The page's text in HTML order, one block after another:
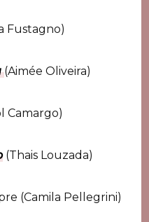
Fustagno)
(Aimée Oliveira)
Camargo)
(Thais Louzada)
(Camila Pellegrini)